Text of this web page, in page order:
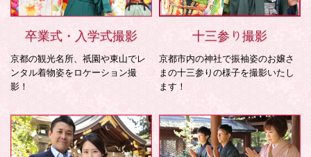
卒業式・入学式撮影
京都の観光名所、祇園や東山でレ
ンタル着物姿をロケーション撮
影！
十三参り撮影
京都市内の神社で振袖姿のお嬢さ
まの十三参りの様子を撮影いたし
ます！